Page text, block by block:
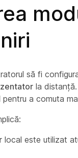
să fi
la
a comuta
local este utilizat